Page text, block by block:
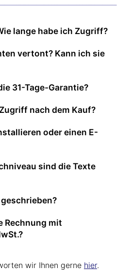
lange habe ich Zugriff?
vertont? Kann ich sie
31-Tage-Garantie?
nach dem Kauf?
oder einen E-
sind die Texte
Rechnung mit
wir Ihnen gerne hier.